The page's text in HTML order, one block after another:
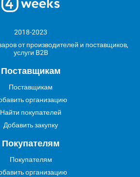
2018-2023
от производителей и поставщиков,
услуги B2B
Поставщикам
Поставщикам
организацию
Найти покупателей
Добавить закупку
Покупателям
Покупателям
организацию